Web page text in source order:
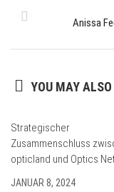
Anissa
YOU MAY
Strategischer
Zusammenschluss
opticland und Optics
JANUAR 8, 2024